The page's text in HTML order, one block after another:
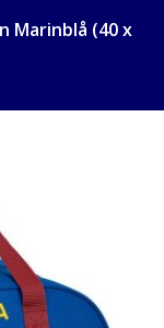
Marinblå (40 x